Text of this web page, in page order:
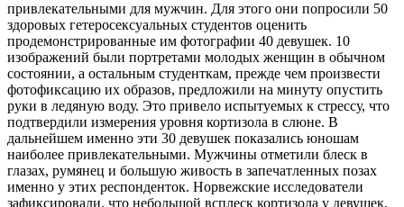
привлекательными для мужчин. Для этого они попросили 50
здоровых гетеросексуальных студентов оценить
продемонстрированные им фотографии 40 девушек. 10
изображений были портретами молодых женщин в обычном
состоянии, а остальным студенткам, прежде чем произвести
фотофиксацию их образов, предложили на минуту опустить
руки в ледяную воду. Это привело испытуемых к стрессу, что
подтвердили измерения уровня кортизола в слюне. В
дальнейшем именно эти 30 девушек показались юношам
наиболее привлекательными. Мужчины отметили блеск в
глазах, румянец и большую живость в запечатленных позах
именно у этих респонденток. Норвежские исследователи
зафиксировали, что небольшой всплеск кортизола у девушек,